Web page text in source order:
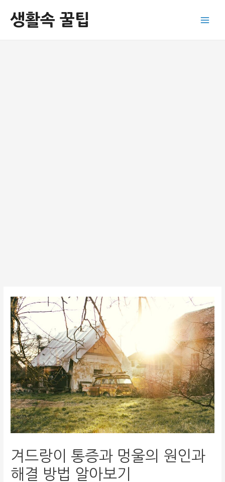
생활속 꿀팁
겨드랑이 통증과 멍울의 원인과
해결 방법 알아보기